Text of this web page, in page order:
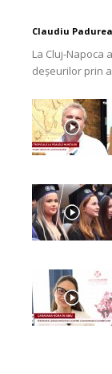
Claudiu
La Cluj-Napoca
deșeurilor prin